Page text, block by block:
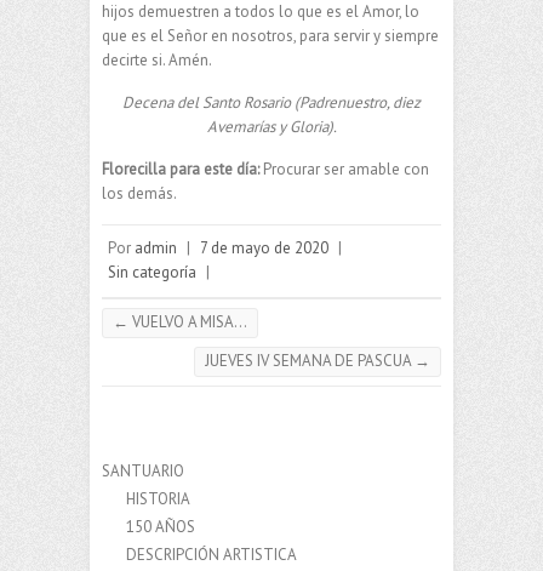
hijos demuestren a todos lo que es el Amor, lo
que es el Señor en nosotros, para servir y siempre
decirte si. Amén.
Decena del Santo Rosario (Padrenuestro, diez
Avemarías y Gloria).
Florecilla para este día:Procurar ser amable con
los demás.
Por admin | 7 de mayo de 2020 |
Sin categoría |
← VUELVO A MISA…
JUEVES IV SEMANA DE PASCUA →
SANTUARIO
HISTORIA
150 AÑOS
DESCRIPCIÓN ARTISTICA